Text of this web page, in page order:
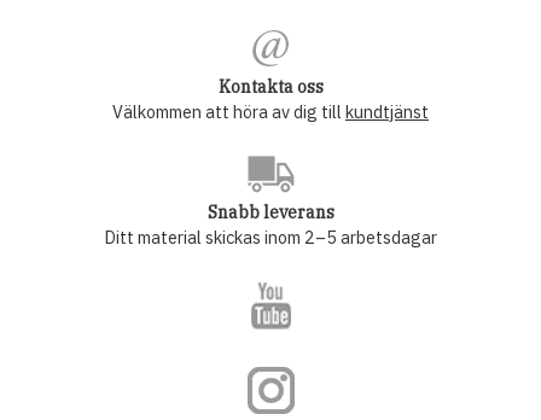
Kontakta oss
Välkommen att höra av dig tillkundtjänst
Snabb leverans
Ditt material skickas inom 2–5 arbetsdagar